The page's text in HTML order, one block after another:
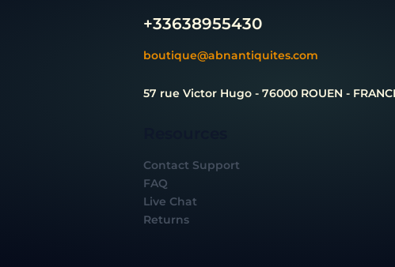
+33638955430
boutique@abnantiquites.com
57 rue Victor Hugo - 76000 ROUEN -
Contact Support
FAQ
Live Chat
Returns